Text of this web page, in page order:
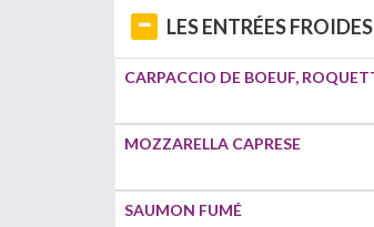
LES ENTRÉES FROIDES
MOZZARELLA CAPRESE
SAUMON FUMÉ